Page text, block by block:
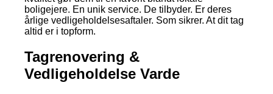
boligejere. En unik service. De tilbyder. Er deres
årlige vedligeholdelsesaftaler. Som sikrer. At dit tag
altid er i topform.
Tagrenovering &
Vedligeholdelse Varde